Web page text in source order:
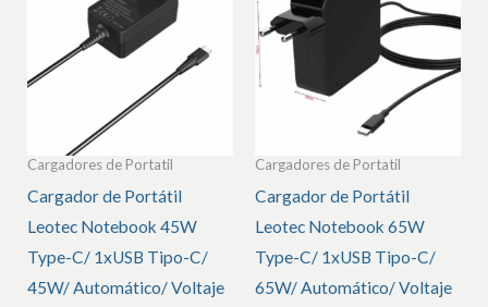
Cargadores de Portatil
Cargador de Portátil
Leotec Notebook 45W
Type-C/ 1xUSB Tipo-C/
45W/ Automático/ Voltaje
Cargadores de Portatil
Cargador de Portátil
Leotec Notebook 65W
Type-C/ 1xUSB Tipo-C/
65W/ Automático/ Voltaje